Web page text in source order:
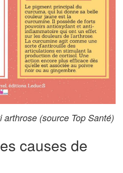
arthrose (source Top Santé)
causes de